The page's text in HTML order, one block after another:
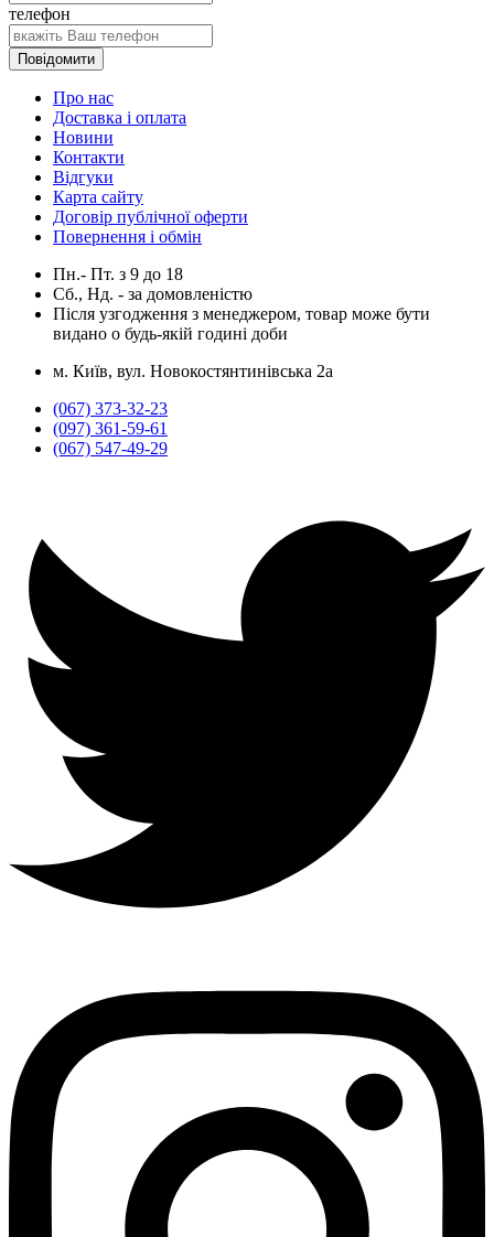
телефон
Повідомити
Про нас
Доставка і оплата
Новини
Контакти
Відгуки
Карта сайту
Договір публічної оферти
Повернення і обмін
Пн.- Пт. з 9 до 18
Сб., Нд. - за домовленістю
Після узгодження з менеджером, товар може бути
видано о будь-якій годині доби
м. Київ, вул. Новокостянтинівська 2а
(067) 373-32-23
(097) 361-59-61
(067) 547-49-29